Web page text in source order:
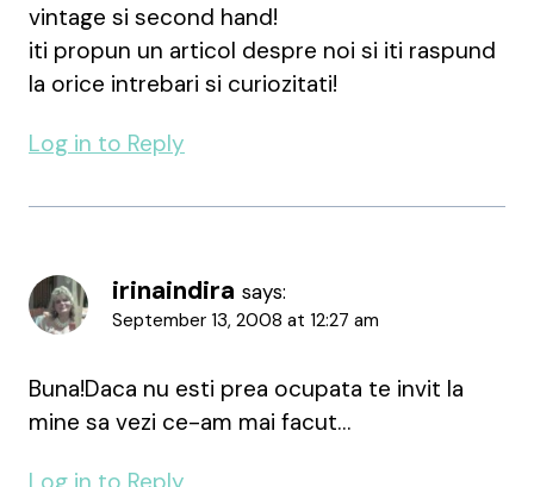
vintage si second hand!
iti propun un articol despre noi si iti raspund
la orice intrebari si curiozitati!
Log in to Reply
irinaindira says:
September 13, 2008 at 12:27 am
Buna!Daca nu esti prea ocupata te invit la
mine sa vezi ce-am mai facut…